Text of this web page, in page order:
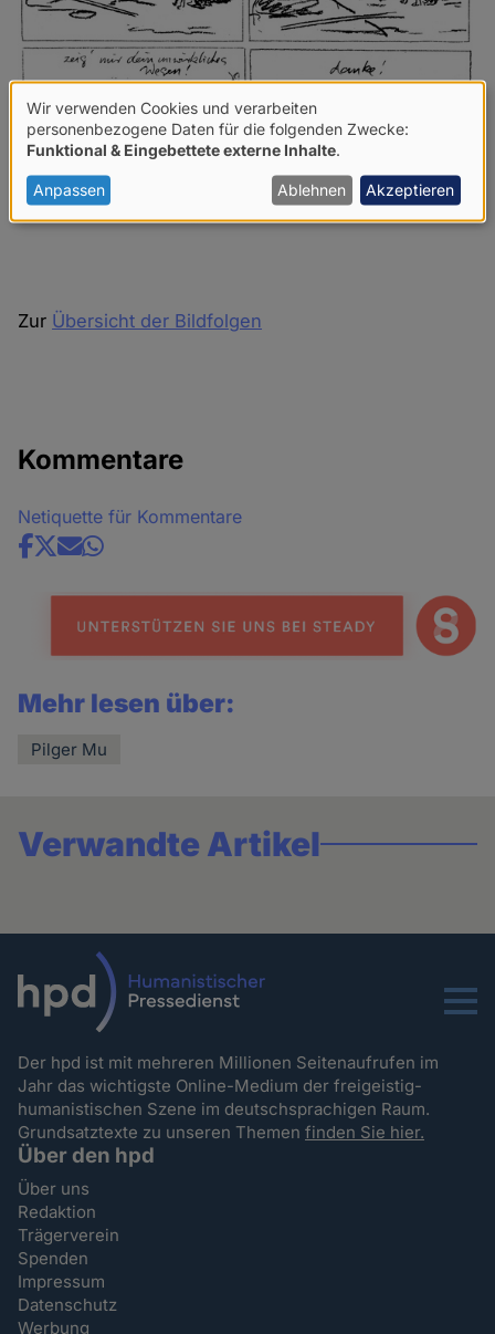
Zur Übersicht der Bildfolgen
Kommentare
Netiquette für Kommentare
Share
news
Mehr lesen über:
Pilger Mu
Verwandte Artikel
Menu
Der hpd ist mit mehreren Millionen Seitenaufrufen im
Jahr das wichtigste Online-Medium der freigeistig-
humanistischen Szene im deutschsprachigen Raum.
Grundsatztexte zu unseren Themenfinden Sie hier.
Über den hpd
Über uns
Redaktion
Trägerverein
Spenden
Impressum
Datenschutz
Werbung
Verwendung
von
personenbezogenen
Daten
Wir verwenden Cookies und verarbeiten
personenbezogene Daten für die folgenden Zwecke:
Funktional & Eingebettete externe Inhalte
Anpassen Ablehnen Akzeptieren